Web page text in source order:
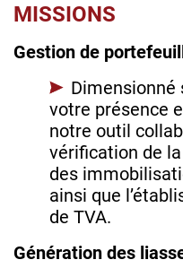
MISSIONS
Gestion de
Dimensionné
votre présence
notre outil
vérification de
des
ainsi que
de TVA.
Génération des